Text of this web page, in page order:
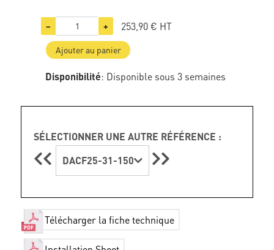
− + 253,90 € HT
Ajouter au panier
Disponibilité: Disponible sous 3 semaines
SÉLECTIONNER UNE AUTRE RÉFÉRENCE :
DACF25-31-150
Télécharger la fiche technique